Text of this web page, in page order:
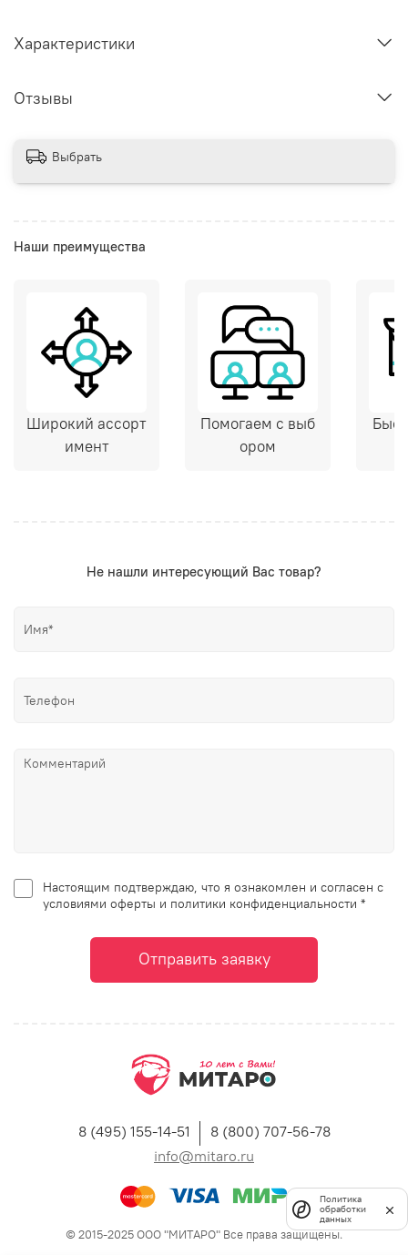
Характеристики
Отзывы
Выбрать
Наши преимущества
Широкий ассорт
имент
Помогаем с выб
ором
Не нашли интересующий Вас товар?
Настоящим подтверждаю, что я ознакомлен и согласен с
условиями оферты и политики конфиденциальности *
Отправить заявку
8 (495) 155-14-51
8 (800) 707-56-78
info@mitaro.ru
© 2015-2025 ООО "МИТАРО" Все права защищены.
Политика
обработки
данных